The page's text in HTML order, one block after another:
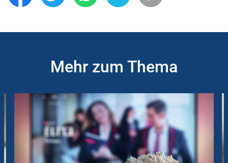
Mehr zum Thema
Instructions